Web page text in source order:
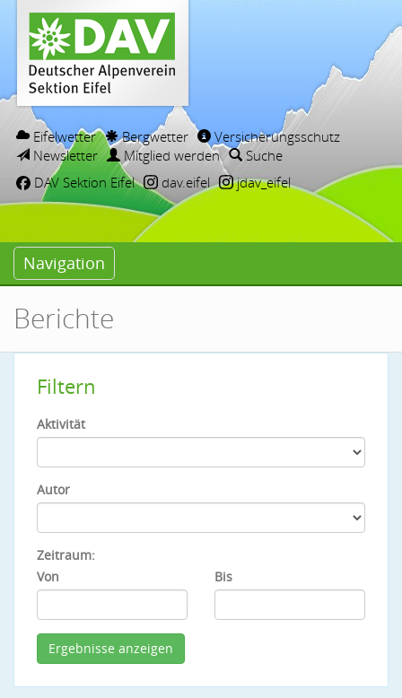
Eifelwetter Bergwetter
Versicherungsschutz
Newsletter
Mitglied werden
Suche
DAV Sektion Eifel
dav.eifel jdav_eifel
Navigation
Berichte
Filtern
Aktivität
Autor
Zeitraum:
Von
Bis